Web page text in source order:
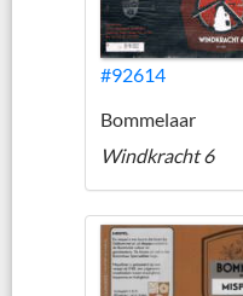
#92614
Bommelaar
Windkracht 6